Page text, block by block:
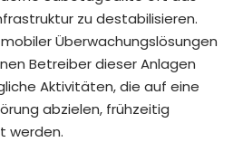
zu destabilisieren.
Überwachungslösungen
Betreiber dieser Anlagen
Aktivitäten, die auf eine
abzielen, frühzeitig
werden.